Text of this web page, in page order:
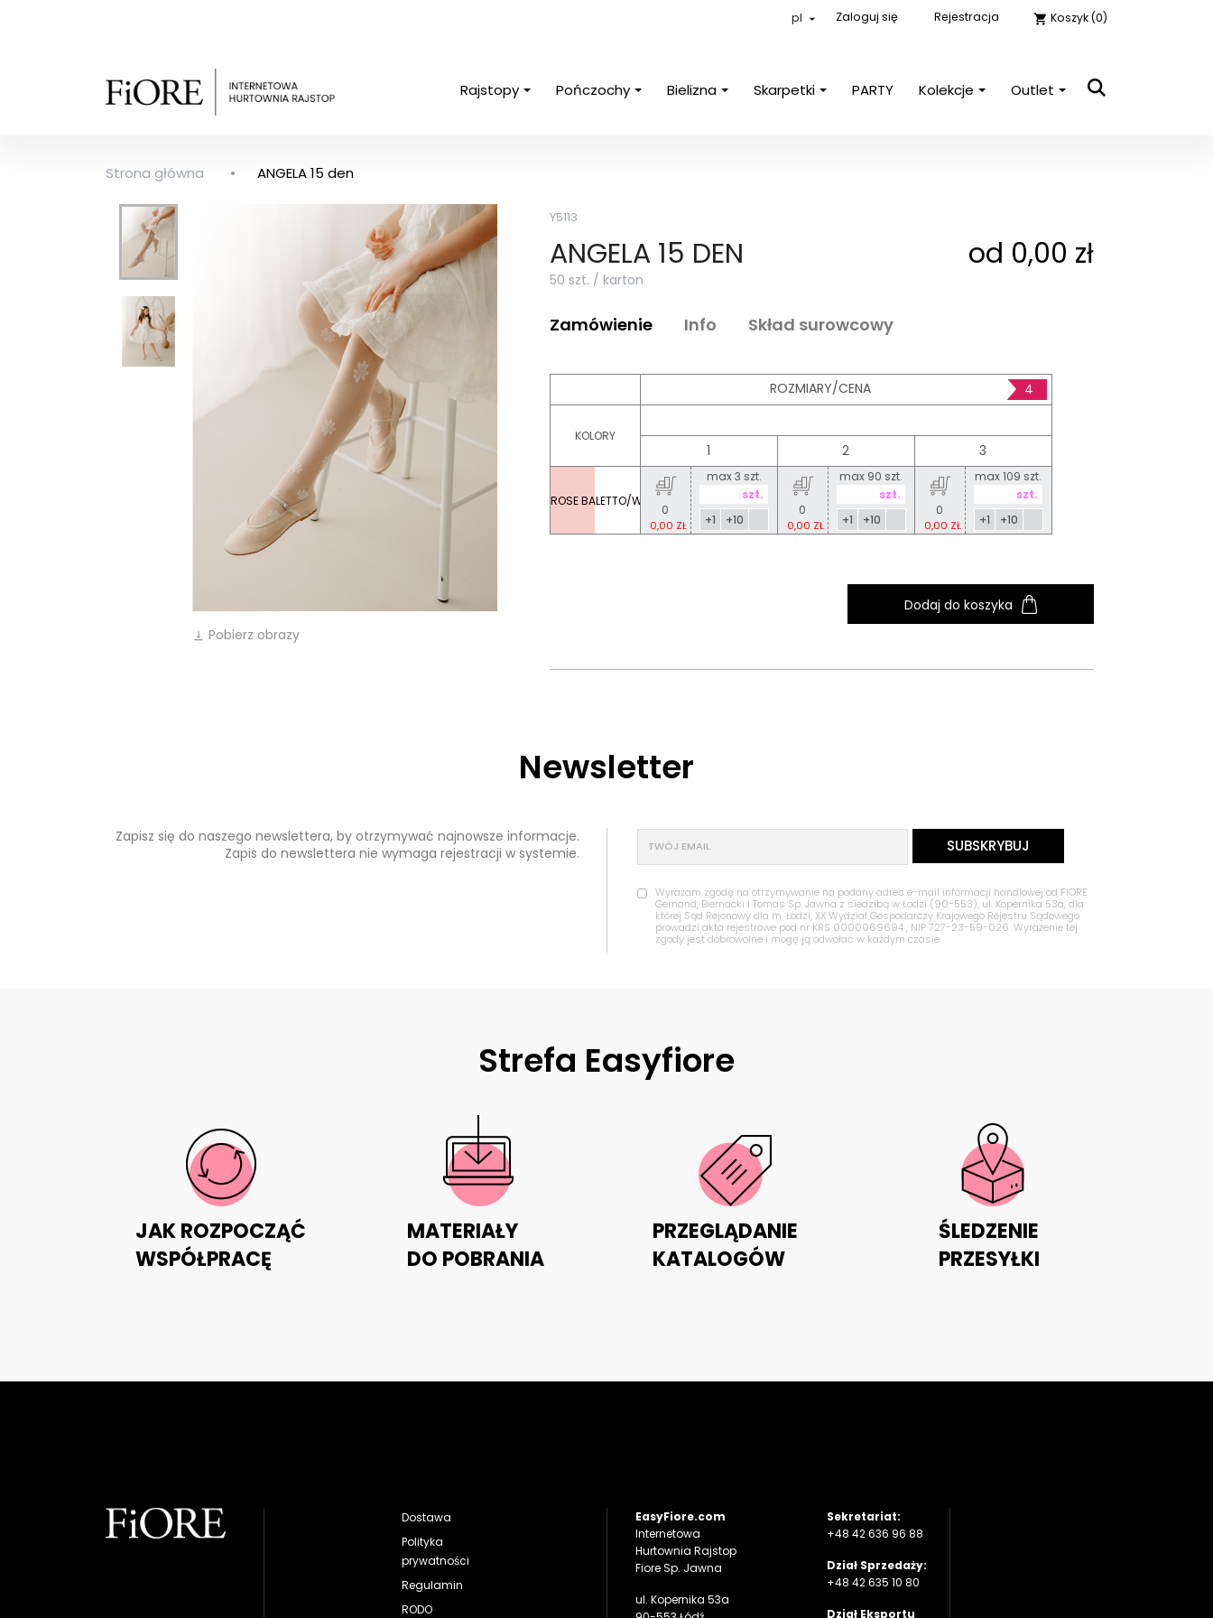
pl  Zaloguj się Rejestracja shopping_cart Koszyk(0)
Rajstopy Pończochy Bielizna Skarpetki PARTY Kolekcje Outlet close
Strona główna ANGELA 15 den
vertical_align_bottom Pobierz obrazy
Y5113
ANGELA 15 DEN od 0,00 zł
50 szt. / karton
Zamówienie Info Skład surowcowy
KOLORY
ROSE BALETTO/WHITE
ROZMIARY/CENA 4
1 2 3
0
0,00 ZŁ
max 3 szt.
+1 +10
0
0,00 ZŁ
max 90 szt.
+1 +10
0
0,00 ZŁ
max 109 szt.
+1 +10
Dodaj do koszyka
Newsletter
Zapisz się do naszego newslettera, by otrzymywać najnowsze informacje.
Zapis do newslettera nie wymaga rejestracji w systemie.
Wyrażam zgodę na otrzymywanie na podany adres e-mail informacji handlowej od FIORE
Gernand, Biernacki i Tomas Sp. Jawna z siedzibą w Łodzi (90-553), ul. Kopernika 53a, dla
której Sąd Rejonowy dla m. Łodzi, XX Wydział Gospodarczy Krajowego Rejestru Sądowego
prowadzi akta rejestrowe pod nr KRS 0000069694 , NIP 727-23-59-026. Wyrażenie tej
zgody jest dobrowolne i mogę ją odwołać w każdym czasie.
Strefa Easyfiore
JAK ROZPOCZĄĆ
WSPÓŁPRACĘ
MATERIAŁY
DO POBRANIA
PRZEGLĄDANIE
KATALOGÓW
ŚLEDZENIE
PRZESYŁKI
Dostawa
Polityka
prywatności
Regulamin
RODO
EasyFiore.com
Internetowa
Hurtownia Rajstop
Fiore Sp. Jawna
ul. Kopernika 53a
Sekretariat:
+48 42 636 96 88
Dział Sprzedaży:
+48 42 635 10 80
Dział Eksportu